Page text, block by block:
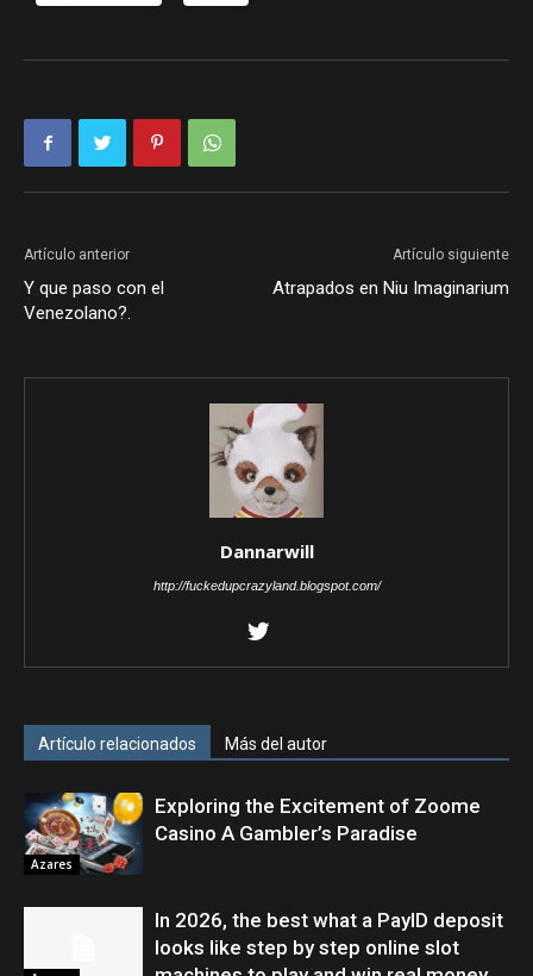
Artículo anterior
Y que paso con el
Venezolano?.
Artículo siguiente
Atrapados en Niu Imaginarium
Dannarwill
http://fuckedupcrazyland.blogspot.com/
Artículo relacionados Más del autor
Azares
Exploring the Excitement of Zoome
Casino A Gambler’s Paradise
In 2026, the best what a PayID deposit
looks like step by step online slot